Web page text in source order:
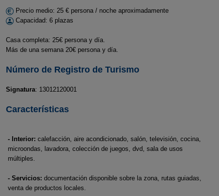
Precio medio: 25 € persona / noche aproximadamente
Capacidad: 6 plazas
Casa completa: 25€ persona y día.
Más de una semana 20€ persona y día.
Número de Registro de Turismo
Signatura: 13012120001
Características
- Interior: calefacción, aire acondicionado, salón, televisión, cocina,
microondas, lavadora, colección de juegos, dvd, sala de usos
múltiples.
- Servicios: documentación disponible sobre la zona, rutas guiadas,
venta de productos locales.